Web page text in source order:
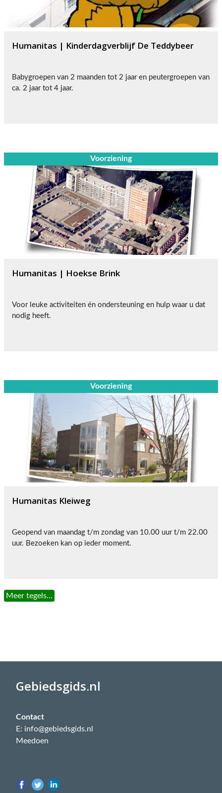
Voorziening
Humanitas Kleiweg
Geopend van maandag t/m zondag van 10.00 uur t/m 22.00
uur. Bezoeken kan op ieder moment.
Voorziening
Humanitas | Hoekse Brink
Voor leuke activiteiten én ondersteuning en hulp waar u dat
nodig heeft.
Humanitas | Kinderdagverblijf De Teddybeer
Babygroepen van 2 maanden tot 2 jaar en peutergroepen van
ca. 2 jaar tot 4 jaar.
Meer tegels...
Gebiedsgids.nl
Contact
E: info@gebiedsgids.nl
Meedoen